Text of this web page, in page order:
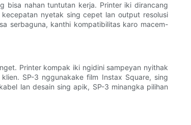
bisa nahan tuntutan kerja. Printer iki dirancang
nyetak sing cepet lan output resolusi
serbaguna, kanthi kompatibilitas karo macem-
Printer kompak iki ngidini sampeyan nyithak
SP-3 nggunakake film Instax Square, sing
lan desain sing apik, SP-3 minangka pilihan